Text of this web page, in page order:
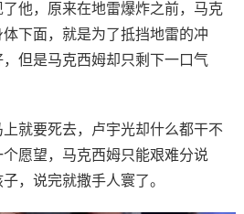
他，原来在地雷爆炸之前，马克
下面，就是为了抵挡地雷的冲
但是马克西姆却只剩下一口气
要死去，卢宇光却什么都干不
愿望，马克西姆只能艰难分说
，说完就撒手人寰了。